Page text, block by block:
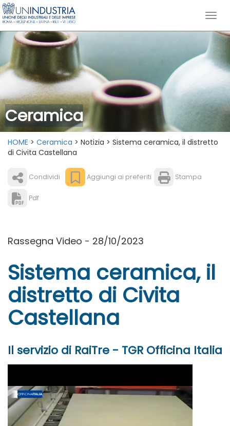
Ceramica
HOME > Ceramica > Notizia > Sistema ceramica, il distretto
di Civita Castellana
Condividi Aggiungi ai preferiti Stampa
Pdf
Rassegna Video - 28/10/2023
Sistema ceramica, il
distretto di Civita
Castellana
Il servizio di RaiTre - TGR Officina Italia